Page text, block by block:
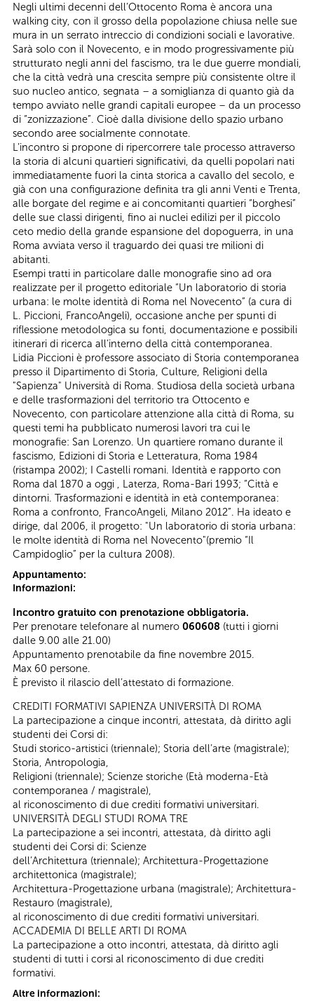
Negli ultimi decenni dell’Ottocento Roma è ancora una
walking city, con il grosso della popolazione chiusa nelle sue
mura in un serrato intreccio di condizioni sociali e lavorative.
Sarà solo con il Novecento, e in modo progressivamente più
strutturato negli anni del fascismo, tra le due guerre mondiali,
che la città vedrà una crescita sempre più consistente oltre il
suo nucleo antico, segnata – a somiglianza di quanto già da
tempo avviato nelle grandi capitali europee – da un processo
di “zonizzazione”. Cioè dalla divisione dello spazio urbano
secondo aree socialmente connotate.
L’incontro si propone di ripercorrere tale processo attraverso
la storia di alcuni quartieri significativi, da quelli popolari nati
immediatamente fuori la cinta storica a cavallo del secolo, e
già con una configurazione definita tra gli anni Venti e Trenta,
alle borgate del regime e ai concomitanti quartieri “borghesi”
delle sue classi dirigenti, fino ai nuclei edilizi per il piccolo
ceto medio della grande espansione del dopoguerra, in una
Roma avviata verso il traguardo dei quasi tre milioni di
abitanti.
Esempi tratti in particolare dalle monografie sino ad ora
realizzate per il progetto editoriale “Un laboratorio di storia
urbana: le molte identità di Roma nel Novecento” (a cura di
L. Piccioni, FrancoAngeli), occasione anche per spunti di
riflessione metodologica su fonti, documentazione e possibili
itinerari di ricerca all’interno della città contemporanea.
Lidia Piccioni è professore associato di Storia contemporanea
presso il Dipartimento di Storia, Culture, Religioni della
"Sapienza" Università di Roma. Studiosa della società urbana
e delle trasformazioni del territorio tra Ottocento e
Novecento, con particolare attenzione alla città di Roma, su
questi temi ha pubblicato numerosi lavori tra cui le
monografie: San Lorenzo. Un quartiere romano durante il
fascismo, Edizioni di Storia e Letteratura, Roma 1984
(ristampa 2002); I Castelli romani. Identità e rapporto con
Roma dal 1870 a oggi , Laterza, Roma-Bari 1993; “Città e
dintorni. Trasformazioni e identità in età contemporanea:
Roma a confronto, FrancoAngeli, Milano 2012”. Ha ideato e
dirige, dal 2006, il progetto: "Un laboratorio di storia urbana:
le molte identità di Roma nel Novecento"(premio “Il
Campidoglio” per la cultura 2008).
Appuntamento:
Informazioni:
Incontro gratuito con prenotazione obbligatoria.
Per prenotare telefonare al numero 060608 (tutti i giorni
dalle 9.00 alle 21.00)
Appuntamento prenotabile da fine novembre 2015.
Max 60 persone.
È previsto il rilascio dell’attestato di formazione.
CREDITI FORMATIVI SAPIENZA UNIVERSITÀ DI ROMA
La partecipazione a cinque incontri, attestata, dà diritto agli
studenti dei Corsi di:
Studi storico-artistici (triennale); Storia dell’arte (magistrale);
Storia, Antropologia,
Religioni (triennale); Scienze storiche (Età moderna-Età
contemporanea / magistrale),
al riconoscimento di due crediti formativi universitari.
UNIVERSITÀ DEGLI STUDI ROMA TRE
La partecipazione a sei incontri, attestata, dà diritto agli
studenti dei Corsi di: Scienze
dell’Architettura (triennale); Architettura-Progettazione
architettonica (magistrale);
Architettura-Progettazione urbana (magistrale); Architettura-
Restauro (magistrale),
al riconoscimento di due crediti formativi universitari.
ACCADEMIA DI BELLE ARTI DI ROMA
La partecipazione a otto incontri, attestata, dà diritto agli
studenti di tutti i corsi al riconoscimento di due crediti
formativi.
Altre informazioni: